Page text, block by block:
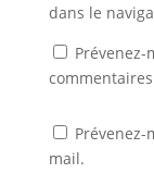
dans le
mail.